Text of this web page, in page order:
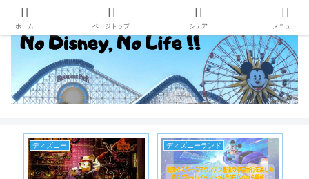
ディズニー ディズニーランド
ホーム ページトップ シェア メニュー